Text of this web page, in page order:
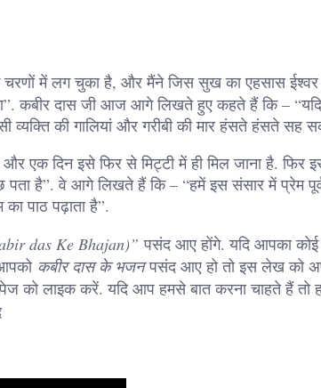
में लग चुका है, और मैंने जिस सुख का एहसास
कबीर दास जी आज आगे लिखते हुए कहते हैं कि –
व्यक्ति की गालियां और गरीबी की मार हंसते हंसते सह
एक दिन इसे फिर से मिट्टी में ही मिल जाना है. फिर
है”. वे आगे लिखते हैं कि – “हमें इस संसार में प्रेम
पाठ पढ़ाता है”.
das Ke Bhajan)” पसंद आए होंगे. यदि आपका
कबीर दास के भजनपसंद आए हो तो इस लेख को
लाइक करें. यदि आप हमसे बात करना चाहते हैं तो